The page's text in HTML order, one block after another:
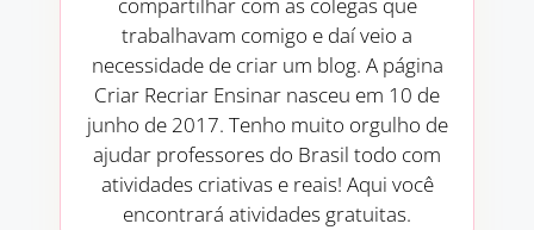
compartilhar com as colegas que
trabalhavam comigo e daí veio a
necessidade de criar um blog. A página
Criar Recriar Ensinar nasceu em 10 de
junho de 2017. Tenho muito orgulho de
ajudar professores do Brasil todo com
atividades criativas e reais! Aqui você
encontrará atividades gratuitas.